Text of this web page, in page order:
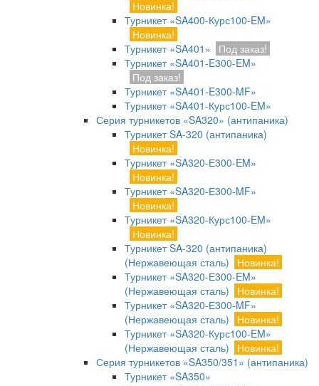
Новинка!
Турникет «SA400-Курс100-EM»
Новинка!
Турникет «SA401»
Под заказ!
Турникет «SA401-E300-EM»
Под заказ!
Турникет «SA401-E300-MF»
Турникет «SA401-Курс100-EM»
Серия турникетов «SA320» (антипаника)
Турникет SA-320 (антипаника)
Новинка!
Турникет «SA320-Е300-EM»
Новинка!
Турникет «SA320-Е300-MF»
Новинка!
Турникет «SA320-Курс100-EM»
Новинка!
Турникет SA-320 (антипаника)
(Нержавеющая сталь)
Новинка!
Турникет «SA320-Е300-EM»
(Нержавеющая сталь)
Новинка!
Турникет «SA320-Е300-MF»
(Нержавеющая сталь)
Новинка!
Турникет «SA320-Курс100-EM»
(Нержавеющая сталь)
Новинка!
Серия турникетов «SA350/351» (антипаника)
Турникет «SA350»